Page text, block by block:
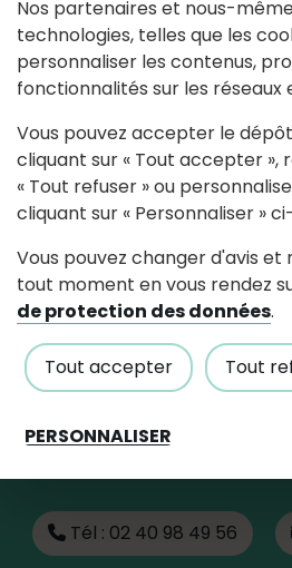
Nos partenaires et nous-
technologies, telles que les
personnaliser les contenus,
fonctionnalités sur les réseaux
Vous pouvez accepter le
cliquant sur « Tout accepter »,
« Tout refuser » ou
cliquant sur « Personnaliser »
Vous pouvez changer d'avis et
tout moment en vous rendez
de protection des données.
Tout accepter Tout
PERSONNALISER
Article 4
Tout affichage privé à
est interdit et fera l’objet,
Suivez-
Partagez avec
Mairie de Pouillé-
176, rue de la mairie,
Tél : 02 40 98 49 56